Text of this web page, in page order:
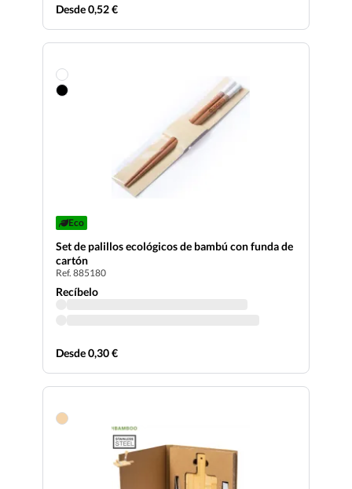
Desde 0,52 €
Eco
Set de palillos ecológicos de bambú con funda de
cartón
Ref. 885180
Recíbelo
Desde 0,30 €